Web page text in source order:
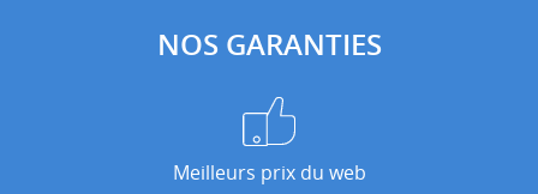
NOS GARANTIES
Meilleurs prix du web